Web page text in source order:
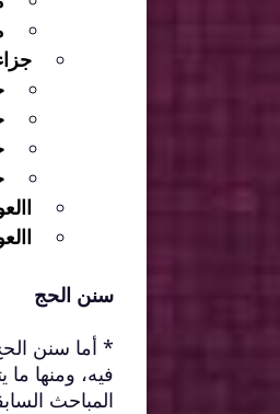
سنن الحج
* أما سنن
فيه، ومنها
المباحث